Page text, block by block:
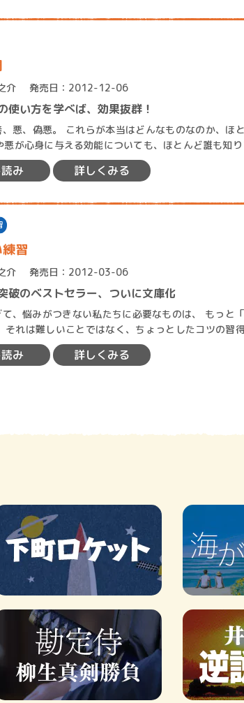
介 発売日：2012-12-06
使い方を学べば、効果抜群！
はどんなものなのか、ほとんど誰も知りま
識的に、誰もが毎日、…
み 詳しくみる
習
介 発売日：2012-03-06
破のベストセラー、ついに文庫化
みがつきない私たちに必要なものは、 もっと「五感」を大切に
部突破のベスト…
み 詳しくみる
賞